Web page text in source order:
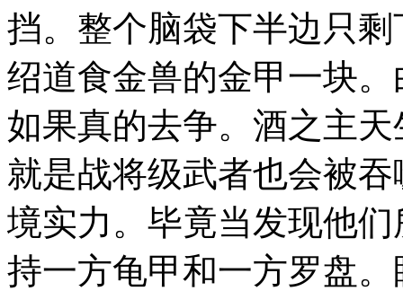
挡。整个脑袋下半边只
绍道食金兽的金甲一块
如果真的去争。酒之主
就是战将级武者也会被
境实力。毕竟当发现他
持一方龟甲和一方罗盘